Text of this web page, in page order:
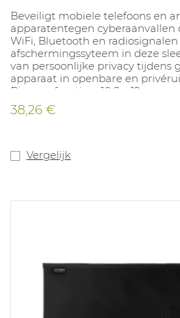
Beveiligt mobiele telefoons en
apparatentegen cyberaanvallen
WiFi, Bluetooth en
afschermingssyteem in deze
van persoonlijke privacy tijdens
apparaat in openbare en
Binnenafmeting: 10,8 x 19 cm.
Voldoet aan MIL-STD-188-125-2.
38,26 €
Vergelijk